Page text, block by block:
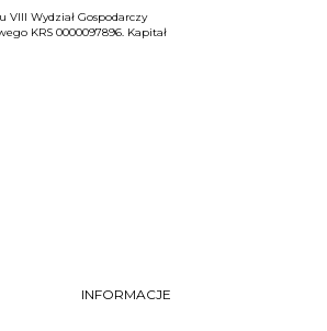
VIII Wydział Gospodarczy
KRS 0000097896. Kapitał
INFORMACJE